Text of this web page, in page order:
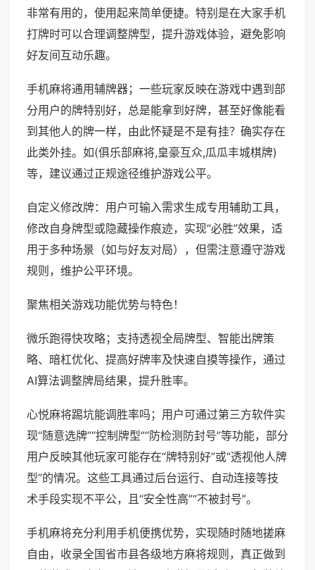
非常有用的，使用起来简单便捷。特别是在大家手机
打牌时可以合理调整牌型，提升游戏体验，避免影响
好友间互动乐趣。
手机麻将通用辅牌器；一些玩家反映在游戏中遇到部
分用户的牌特别好，总是能拿到好牌，甚至好像能看
到其他人的牌一样，由此怀疑是不是有挂？确实存在
此类外挂。如(俱乐部麻将,皇豪互众,瓜瓜丰城棋牌)
等，建议通过正规途径维护游戏公平。
自定义修改牌：用户可输入需求生成专用辅助工具，
修改自身牌型或隐藏操作痕迹，实现“必胜”效果，适
用于多种场景（如与好友对局），但需注意遵守游戏
规则，维护公平环境。
聚焦相关游戏功能优势与特色！
微乐跑得快攻略；支持透视全局牌型、智能出牌策
略、暗杠优化、提高好牌率及快速自摸等操作，通过
AI算法调整牌局结果，提升胜率。
心悦麻将踢坑能调胜率吗；用户可通过第三方软件实
现“随意选牌”“控制牌型”“防检测防封号”等功能，部分
用户反映其他玩家可能存在“牌特别好”或“透视他人牌
型”的情况。这些工具通过后台运行、自动连接等技
术手段实现不平公，且“安全性高”“不被封号”。
手机麻将充分利用手机便携优势，实现随时随地搓麻
自由，收录全国省市县各级地方麻将规则，真正做到